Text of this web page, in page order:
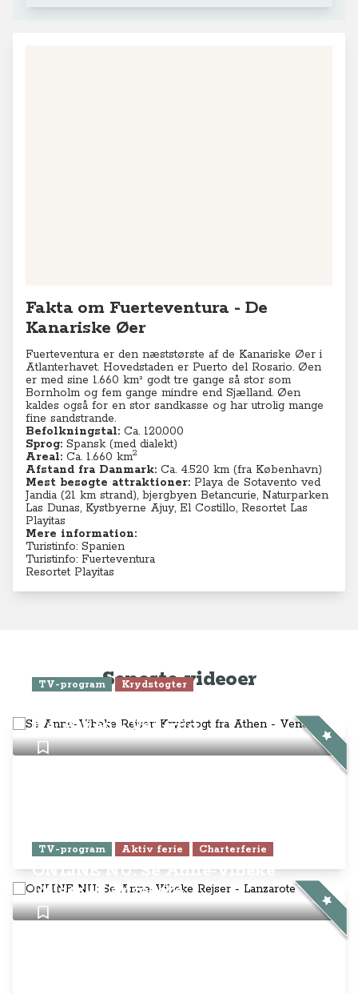
Fakta om Fuerteventura - De
Kanariske Øer
Fuerteventura er den næststørste af de Kanariske Øer i
Atlanterhavet. Hovedstaden er Puerto del Rosario. Øen
er med sine 1.660 km² godt tre gange så stor som
Bornholm og fem gange mindre end Sjælland. Øen
kaldes også for en stor sandkasse og har utrolig mange
fine sandstrande.
Befolkningstal: Ca. 120.000
Sprog: Spansk (med dialekt)
Areal: Ca. 1.660 km2
Afstand fra Danmark: Ca. 4.520 km (fra København)
Mest besøgte attraktioner: Playa de Sotavento ved
Jandia (21 km strand), bjergbyen Betancurie, Naturparken
Las Dunas, Kystbyerne Ajuy, El Costillo, Resortet Las
Playitas
Mere information:
Turistinfo: Spanien
Turistinfo: Fuerteventura
Resortet Playitas
Seneste videoer
TV-program Krydstogter
fra Athen - Venedig
TV-program Aktiv ferie Charterferie
ONLINE NU: Se Anne-Vibeke
Rejser - Lanzarote